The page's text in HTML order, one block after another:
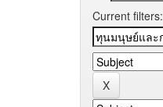
Current filters: